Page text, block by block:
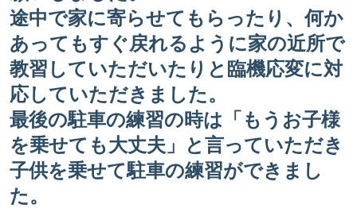
途中で家に寄らせてもらったり、何か
あってもすぐ戻れるように家の近所で
教習していただいたりと臨機応変に対
応していただきました。
最後の駐車の練習の時は「もうお子様
を乗せても大丈夫」と言っていただき
子供を乗せて駐車の練習ができまし
た。